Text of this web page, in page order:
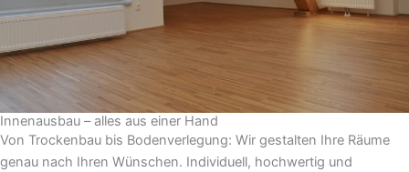
Innenausbau – alles aus einer Hand
Von Trockenbau bis Bodenverlegung: Wir gestalten Ihre Räume
genau nach Ihren Wünschen. Individuell, hochwertig und